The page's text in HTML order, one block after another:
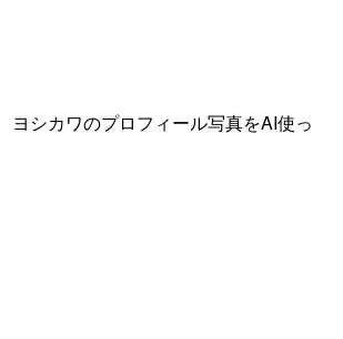
ヨシカワのプロフィール写真をAI使っ